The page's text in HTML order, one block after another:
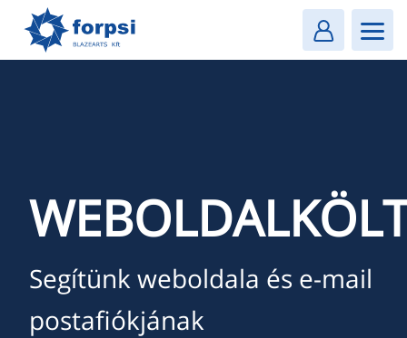
Segítünk weboldala és e-mail
postafiókjának
MENU
Login